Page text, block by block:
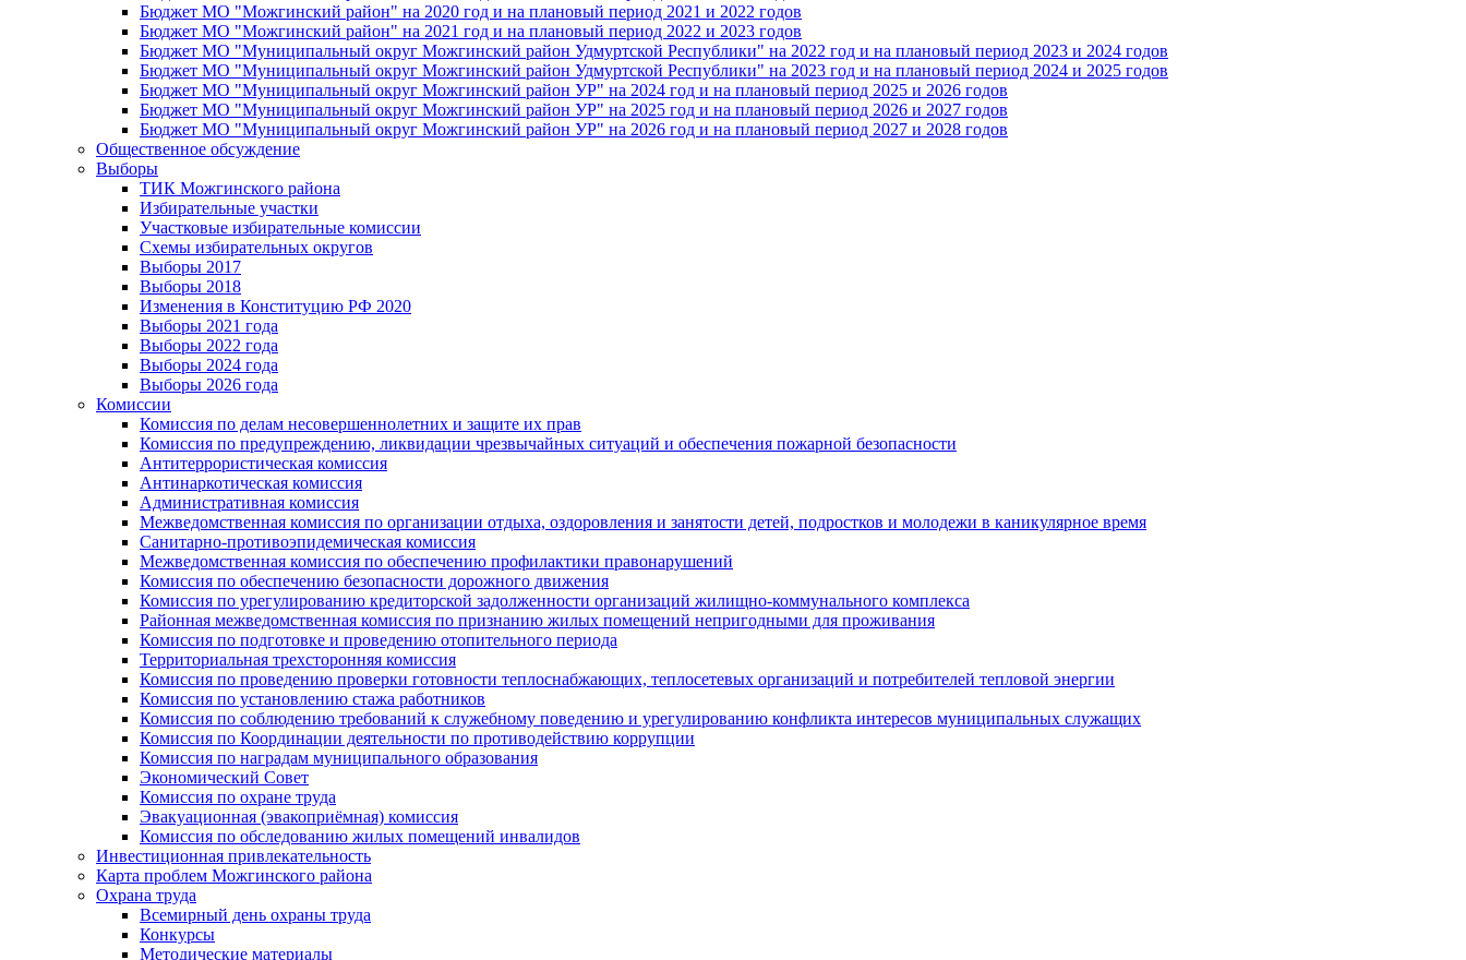
Бюджет МО "Можгинский район" на 2020 год и на плановый период 2021 и 2022 годов
Бюджет МО "Можгинский район" на 2021 год и на плановый период 2022 и 2023 годов
Бюджет МО "Муниципальный округ Можгинский район Удмуртской Республики" на 2022 год и на плановый период 2023 и 2024 годов
Бюджет МО "Муниципальный округ Можгинский район Удмуртской Республики" на 2023 год и на плановый период 2024 и 2025 годов
Бюджет МО "Муниципальный округ Можгинский район УР" на 2024 год и на плановый период 2025 и 2026 годов
Бюджет МО "Муниципальный округ Можгинский район УР" на 2025 год и на плановый период 2026 и 2027 годов
Бюджет МО "Муниципальный округ Можгинский район УР" на 2026 год и на плановый период 2027 и 2028 годов
Общественное обсуждение
Выборы
ТИК Можгинского района
Избирательные участки
Участковые избирательные комиссии
Схемы избирательных округов
Выборы 2017
Выборы 2018
Изменения в Конституцию РФ 2020
Выборы 2021 года
Выборы 2022 года
Выборы 2024 года
Выборы 2026 года
Комиссии
Комиссия по делам несовершеннолетних и защите их прав
Комиссия по предупреждению, ликвидации чрезвычайных ситуаций и обеспечения пожарной безопасности
Антитеррористическая комиссия
Антинаркотическая комиссия
Административная комиссия
Межведомственная комиссия по организации отдыха, оздоровления и занятости детей, подростков и молодежи в каникулярное время
Санитарно-противоэпидемическая комиссия
Межведомственная комиссия по обеспечению профилактики правонарушений
Комиссия по обеспечению безопасности дорожного движения
Комиссия по урегулированию кредиторской задолженности организаций жилищно-коммунального комплекса
Районная межведомственная комиссия по признанию жилых помещений непригодными для проживания
Комиссия по подготовке и проведению отопительного периода
Территориальная трехсторонняя комиссия
Комиссия по проведению проверки готовности теплоснабжающих, теплосетевых организаций и потребителей тепловой энергии
Комиссия по установлению стажа работников
Комиссия по соблюдению требований к служебному поведению и урегулированию конфликта интересов муниципальных служащих
Комиссия по Координации деятельности по противодействию коррупции
Комиссия по наградам муниципального образования
Экономический Совет
Комиссия по охране труда
Эвакуационная (эвакоприёмная) комиссия
Комиссия по обследованию жилых помещений инвалидов
Инвестиционная привлекательность
Карта проблем Можгинского района
Охрана труда
Всемирный день охраны труда
Конкурсы
Методические материалы